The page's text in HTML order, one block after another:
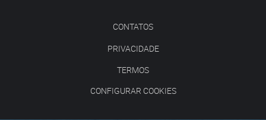
CONTATOS
PRIVACIDADE
TERMOS
CONFIGURAR COOKIES